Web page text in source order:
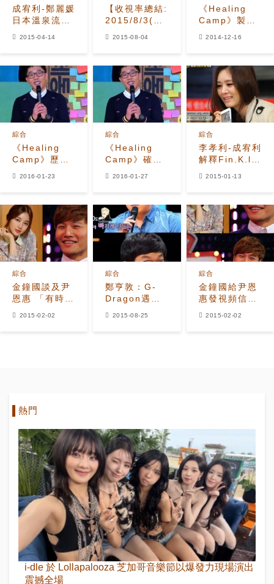
成宥利-鄭麗媛
日本溫泉流淚
2015-04-14
【收視率總結:
2015/8/3(一)】
《Healing
Camp》慘輸
《你好》
2015-08-04
《Healing
Camp》製作
家-朴智敏等總
出動
2014-12-16
《Healing
Camp》歷時
綜合
2016-01-23
《Healing
Camp》確定
出
綜合
2016-01-27
李孝利-成宥利
解釋Fin.K.l不
綜合
2015-01-13
金鐘國談及尹
恩惠 「有時間
綜合
2015-02-02
鄭亨敦：G-
Dragon遇到
綜合
2015-08-25
金鐘國給尹恩
惠發視頻信：
綜合
2015-02-02
熱門
i-dle 於 Lollapalooza 芝加哥音樂節以爆發力現場演出
震撼全場